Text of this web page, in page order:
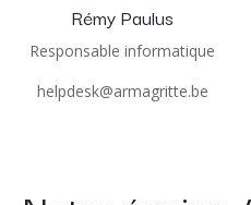
Rémy Paulus
Responsable informatique
helpdesk@armagritte.be